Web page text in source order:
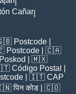
Cañar
Postcode
Postcode | 🇨🇦
Poskod
| 🇲🇽
Código Postal
| 🇮🇹 CAP
पिन कोड | 🇨🇴